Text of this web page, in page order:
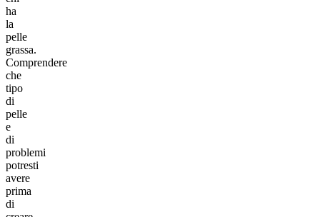
ha
la
pelle
grassa.
Comprendere
che
tipo
di
pelle
e
di
problemi
potresti
avere
prima
di